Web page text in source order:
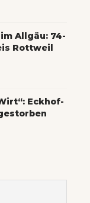
Allgäu: 74-
Rottweil
Eckhof-